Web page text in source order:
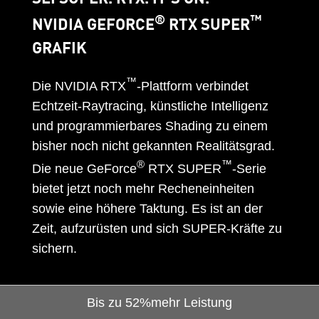
NVIDIA GEFORCE® RTX SUPER™
GRAFIK
Die NVIDIA RTX™-Plattform verbindet
Echtzeit-Raytracing, künstliche Intelligenz
und programmierbares Shading zu einem
bisher noch nicht gekannten Realitätsgrad.
Die neue GeForce®RTX SUPER™-Serie
bietet jetzt noch mehr Recheneinheiten
sowie eine höhere Taktung. Es ist an der
Zeit, aufzurüsten und sich SUPER-Kräfte zu
sichern.
Bis zu 52%mehr Leistung